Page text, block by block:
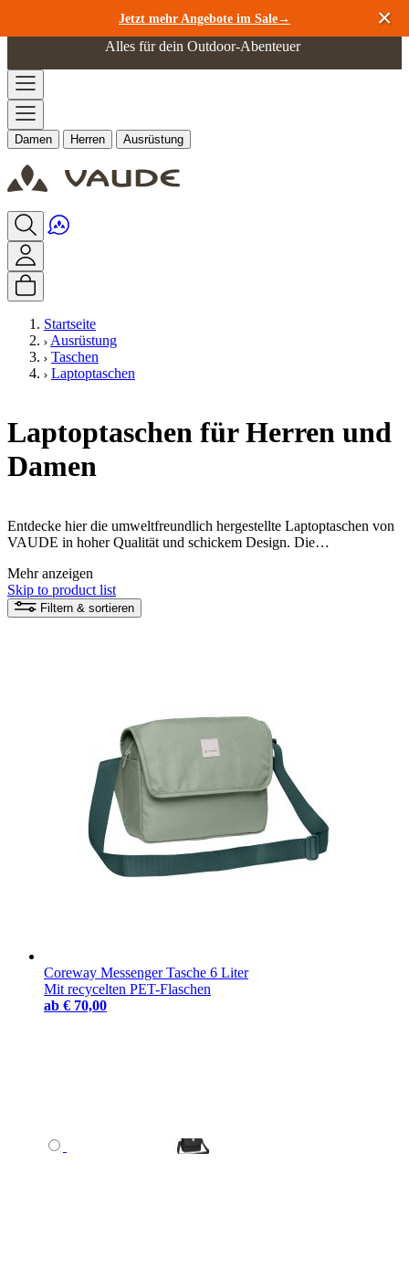
Jetzt mehr Angebote im Sale→
Zum Inhalt springen
Alles für dein Outdoor-Abenteuer
Damen Herren Ausrüstung
Startseite
Ausrüstung
Taschen
Laptoptaschen
Laptoptaschen für Herren und
Damen
Entdecke hier die umweltfreundlich hergestellte Laptoptaschen von
VAUDE in hoher Qualität und schickem Design. Die
Begleiter auf dem Weg zur Arbeit, zur Uni oder zur Schule.
Mehr anzeigen
Skip to product list
Filtern & sortieren
Coreway Messenger Tasche 6 Liter
Mit recycelten PET-Flaschen
ab € 70,00